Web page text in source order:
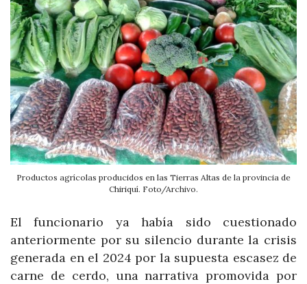
Productos agrícolas producidos en las Tierras Altas de la provincia de
Chiriquí. Foto/Archivo.
El funcionario ya había sido cuestionado
anteriormente por su silencio durante la crisis
generada en el 2024 por la supuesta escasez de
carne de cerdo, una narrativa promovida por